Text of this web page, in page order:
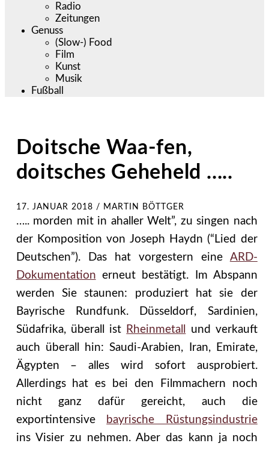
Radio
Zeitungen
Genuss
(Slow-) Food
Film
Kunst
Musik
Fußball
Doitsche Waa-fen,
doitsches Geheheld …..
17. JANUAR 2018 / MARTIN BÖTTGER
….. morden mit in ahaller Welt”, zu singen nach
der Komposition von Joseph Haydn (“Lied der
Deutschen”). Das hat vorgestern eine ARD-
Dokumentation erneut bestätigt. Im Abspann
werden Sie staunen: produziert hat sie der
Bayrische Rundfunk. Düsseldorf, Sardinien,
Südafrika, überall ist Rheinmetall
und verkauft
auch überall hin: Saudi-Arabien, Iran, Emirate,
Ägypten – alles wird sofort ausprobiert.
Allerdings hat es bei den Filmmachern noch
nicht ganz dafür gereicht, auch die
exportintensive
bayrische Rüstungsindustrie
ins Visier zu nehmen. Aber das kann ja noch